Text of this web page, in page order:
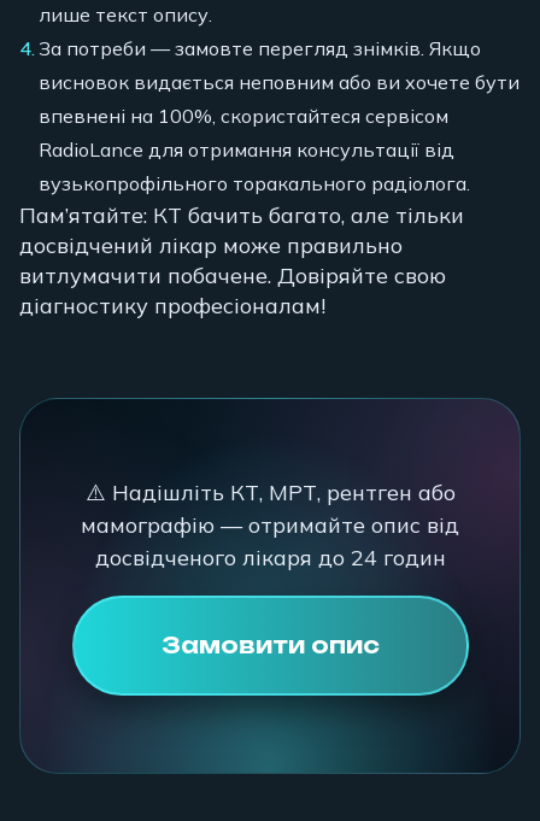
лише текст опису.
За потреби — замовте перегляд знімків. Якщо
висновок видається неповним або ви хочете бути
впевнені на 100%, скористайтеся сервісом
RadioLance для отримання консультації від
вузькопрофільного торакального радіолога.
Пам’ятайте: КТ бачить багато, але тільки
досвідчений лікар може правильно
витлумачити побачене. Довіряйте свою
діагностику професіоналам!
⚠️ Надішліть КТ, МРТ, рентген або
мамографію — отримайте опис від
досвідченого лікаря до 24 годин
Замовити опис